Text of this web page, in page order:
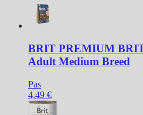
BRIT PREMIUM
Adult Medium Breed
Pas
4,49 €